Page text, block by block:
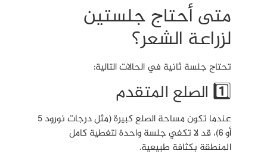
متى أحتاج جلستين
لزراعة الشعر؟
تحتاج جلسة ثانية في الحالات التالية:
1️⃣ الصلع المتقدم
عندما تكون مساحة الصلع كبيرة (مثل درجات نورود 5
أو 6)، قد لا تكفي جلسة واحدة لتغطية كامل
المنطقة بكثافة طبيعية.